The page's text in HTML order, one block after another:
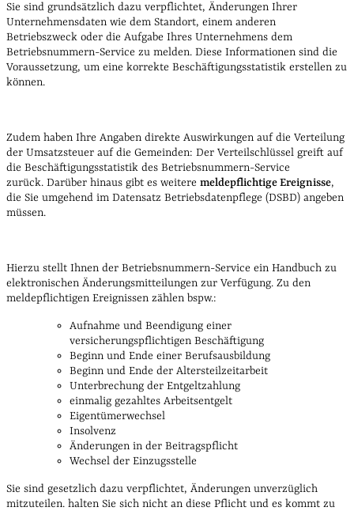
Sie sind grundsätzlich dazu verpflichtet, Änderungen Ihrer
Unternehmensdaten wie dem Standort, einem anderen
Betriebszweck oder die Aufgabe Ihres Unternehmens dem
Betriebsnummern-Service zu melden. Diese Informationen sind die
Voraussetzung, um eine korrekte Beschäftigungsstatistik erstellen zu
können.
Zudem haben Ihre Angaben direkte Auswirkungen auf die Verteilung
der Umsatzsteuer auf die Gemeinden: Der Verteilschlüssel greift auf
die Beschäftigungsstatistik des Betriebsnummern-Service
zurück. Darüber hinaus gibt es weitere meldepflichtige Ereignisse,
die Sie umgehend im Datensatz Betriebsdatenpflege (DSBD) angeben
müssen.
Hierzu stellt Ihnen der Betriebsnummern-Service ein Handbuch zu
elektronischen Änderungsmitteilungen zur Verfügung. Zu den
meldepflichtigen Ereignissen zählen bspw.:
Aufnahme und Beendigung einer
versicherungspflichtigen Beschäftigung
Beginn und Ende einer Berufsausbildung
Beginn und Ende der Altersteilzeitarbeit
Unterbrechung der Entgeltzahlung
einmalig gezahltes Arbeitsentgelt
Eigentümerwechsel
Insolvenz
Änderungen in der Beitragspflicht
Wechsel der Einzugsstelle
Sie sind gesetzlich dazu verpflichtet, Änderungen unverzüglich
mitzuteilen. halten Sie sich nicht an diese Pflicht und es kommt zu